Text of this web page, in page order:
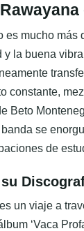
es mucho
y la buena
constante,
Beto
se
de
un viaje a
‘Vaca